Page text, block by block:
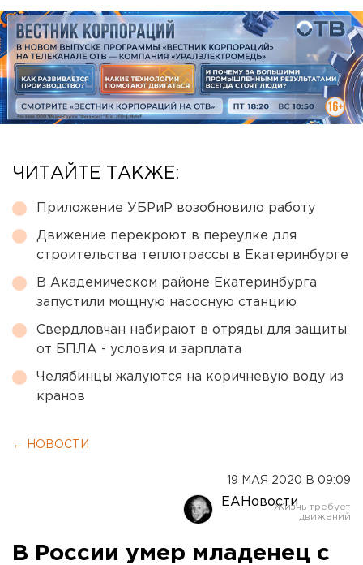
ЧИТАЙТЕ ТАКЖЕ:
Приложение УБРиР возобновило работу
Движение перекроют в переулке для
строительства теплотрассы в Екатеринбурге
В Академическом районе Екатеринбурга
запустили мощную насосную станцию
Свердловчан набирают в отряды для защиты
от БПЛА - условия и зарплата
Челябинцы жалуются на коричневую воду из
кранов
← НОВОСТИ
19 МАЯ 2020 В 09:09
ЕАНовости
В России умер младенец с